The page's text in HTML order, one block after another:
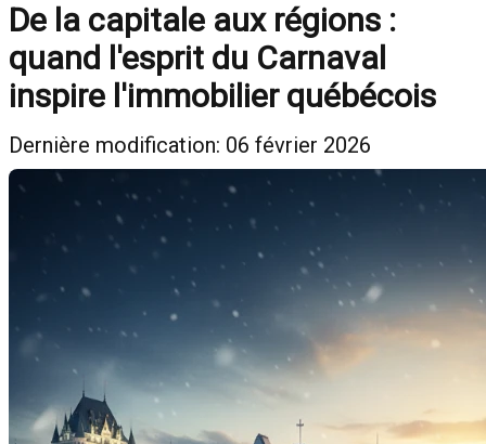
De la capitale aux régions :
quand l'esprit du Carnaval
inspire l'immobilier québécois
Dernière modification: 06 février 2026